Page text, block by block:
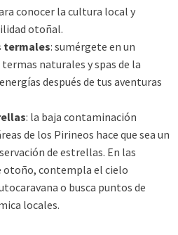
conocer la cultura local y
otoñal.
termales: sumérgete en un
naturales y spas de la
después de tus aventuras
: la baja contaminación
de los Pirineos hace que sea un
de estrellas. En las
otoño, contempla el cielo
o busca puntos de
locales.